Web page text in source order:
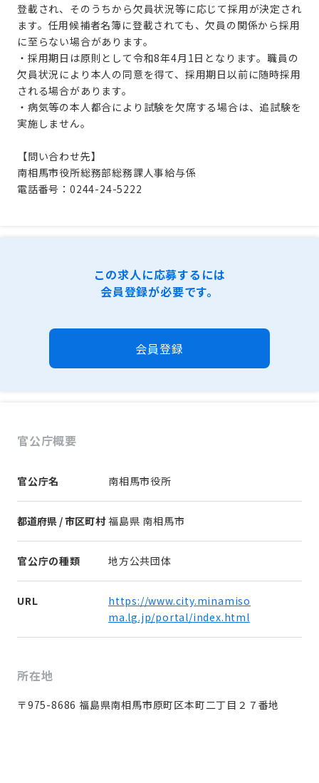
登載され、そのうちから欠員状況等に応じて採用が決定され
ます。任用候補者名簿に登載されても、欠員の関係から採用
に至らない場合があります。
・採用期日は原則として令和8年4月1日となります。職員の
欠員状況により本人の同意を得て、採用期日以前に随時採用
される場合があります。
・ 病気等の本人都合により試験を欠席する場合は、追試験を
実施しません。
【問い合わせ先】
南相馬市役所総務部総務課人事給与係
電話番号：0244-24-5222
この求人に応募するには
会員登録が必要です。
会員登録
官公庁概要
官公庁名 南相馬市役所
都道府県 / 市区町村 福島県 南相馬市
官公庁の種類 地方公共団体
URL
https://www.city.minamiso
ma.lg.jp/portal/index.html
所在地
〒975-8686 福島県南相馬市原町区本町二丁目２７番地